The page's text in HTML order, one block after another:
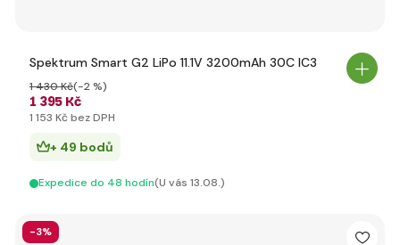
Spektrum Smart G2 LiPo 11.1V 3200mAh 30C IC3
1 395 Kč
1 430 Kč(-2 %)
1 153 Kč bez DPH
+ 49 bodů
Expedice do 48 hodín(U vás 13.08.)
-3%